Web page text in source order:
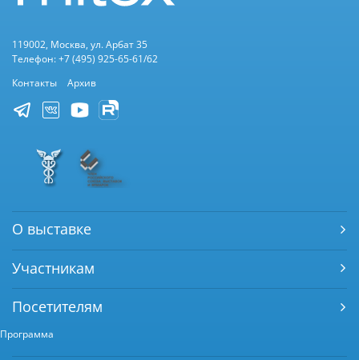
119002, Москва, ул. Арбат 35
Телефон: +7 (495) 925-65-61/62
Контакты
Архив
О выставке
Участникам
Посетителям
Программа